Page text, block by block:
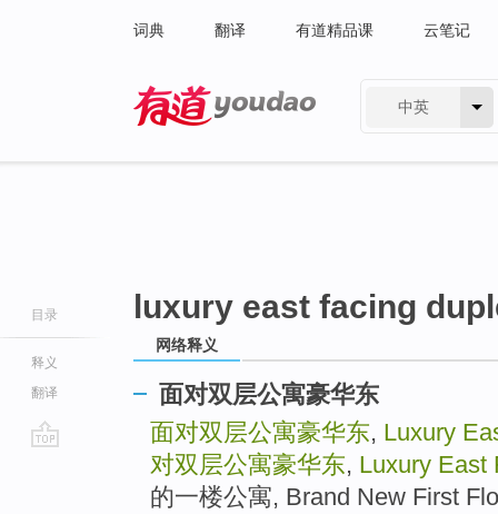
词典 翻译 有道精品课 云笔记
中英
目录
释义
翻译
luxury east facing
网络释义
面对双层公寓豪华东
面对双层公寓豪华东, Luxury
对双层公寓豪华东, Luxury East
的一楼公寓, Brand New First